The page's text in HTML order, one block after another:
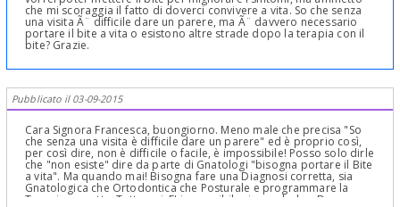
che mi scoraggia il fatto di doverci convivere a vita. So che senza
una visita Ã¨ difficile dare un parere, ma Ã¨ davvero necessario
portare il bite a vita o esistono altre strade dopo la terapia con il
bite? Grazie.
Pubblicato il 03-09-2015
Cara Signora Francesca, buongiorno. Meno male che precisa "So che senza una visita è difficile dare un parere" ed è proprio così, per così dire, non è difficile o facile, è impossibile! Posso solo dirle che "non esiste" dire da parte di Gnatologi "bisogna portare il Bite a vita". Ma quando mai! Bisogna fare una Diagnosi corretta, sia Gnatologica che Ortodontica che Posturale e programmare la Terapia corretta. Tutto qui. E' impossibile risponderle e Devo ripetere per l'ennesima volta questo concetto: la diagnosi Ortodontica è cosa seria e dipende da una infinità di problemi da valutare con accurato check up ortodontico e cefalometria che misura delle semirette che individuano dei piani e degli angoli in base a cui si fa una diagnosi e si prospetta una terapia ortodontica e che è compreso in più visite, rilievi di dati e soprattutto uno studio a "tavolino" dei problemi da correggere; è come una progettazione matematica di una espressione, di un problema che la cui soluzione è in una sequenza di espressioni , numeri e dati e, chiedere quello che chiede lei per l'ortodonzia, sarebbe come chiedere ad un matematico il risultato di un problema senza fargli fare tutti i "passaggi" che lo possano portare alla soluzione richiesta. Vede, siamo entrati in concetti complessi! Come posso risponderle, Professionalmente, quindi? Senza Diagnosi Lei passa già al Bite. Allora Le dico e la invito a meditare bene: parlando di Bite, ci sarebbe tanto da dire ma questo dovrebbe essere sufficiente per farle capire la complessità del problema e la necessità di visitarla Clinicamente per poter rispondere dopo aver fatto una Diagnosi clinica, semeiolgica e anamnestica, emessa una Prognosi e pianificata la terapia! Tutto questo dopo avere ovviamente azzerato la memoria cerebrale del suo attuale modo di chiudere erratamente la bocca con l'uso di un bite diagnostico-terapeutico costruito sempre con l'arco facciale di trasferimento che si accompagna ad un articolatore semiindividuale o meglio individuale che l'Odontotecnico deve sapere usare ed avere per le fasi di laboratorio! Riportata a zero la memoria, si registra la nuova giusta occlusione e disclusioni incisive, canine e in relazione centrica e si costruisce la giusta occlusione! Se poi le avesse anche una disgnazia, essa andrebbe valutata con ceck up ortodontico e cefalometria. La specialità che si occupa di questo è la Gnatologia che studia i rapporti tra i denti delle due arcate antagoniste e con quelli viciniori. Questo si chiama occlusione ed una errata occlusione può causare uno squilibrio delle articolazioni temporo mandibolari, ATM, che si manifestano con rumori. Occorre una visita clinica gnatologica per palpare le articolazioni, i muscoli Pterigoidei e masseteri per valutarne la dolorabilità alla palpazione e il loro stato di contrazione fino alla contrattura che è una contrazione dolorosa che indica patologia presente. Bisogna valutare le tre disclusioni incisiva o protrusiva, laterale sin e dx o canina e massimamente retrusa coi denti posteriori a contatto o Relazione Centrica con valutazione di Over Jet ed Over Bite e delle tre curve di compensazione, di Spee e di Wilson per il piano occlusale rispettivamente sagittale e frontale. La terza curva di Compensazione da valutare e quella di Monsen.Sarebbe eventualmente, ma lo deciderebbe solo il Dentista, opportuno anche uno studio con un arco facciale di trasferimento, essenziale per rilevare i rapporti spaziali delle sue arcate con la base cranica e per il montaggio dei suoi modelli di studio su un articolatore a valore medio per studiare la gnatologia della sua bocca e la sua clinica e le sue articolazioni con angoli di spostamenti come l'angolo o movimento di Bennet tra il piano sagittale ed il movimento del condilo in lateralità della mandibola che è la fotografia reale della sua patologia! Per esempio, maggiore è il movimento di Bennet e minore è l'altezza delle cuspidi e viceversa, quindi l'occlusione e il rapporto delle cuspidi tra antagonisti e tra di loro, incidono sul movimento di bennet e sulla misurazione dell'angolo che forma con le strutture citate ed in ultima analisi con le patologie del lato lavorante e di quello non lavorante della testa dei condili. Questo movimento di bennet può essere immediato o progressivo a seconda delle patologie presenti o non patologie presenti, ovviamente! Come vede la Visita Odontoiatrica è molto più profonda e seria di quanto si pensi.Gnatologia, occlusione e postura sono strettamente correlate Prima si valutano, diagnosticano e curano queste patologie Oltre la Gnatologia di pertinenza del Dentista Gnatologo ci sono sistemi sofisticati per lo studio della postura: La Chinesiologia, la Pedana Baropodometrica dinamica computerizzata (che studia il carico della pianta dei piedi statico e dinamico), il Posturometro per determinare se c'è una asimmetria tra le due metà del dorso. Tutto questo fanno gli studiosi della Postura tra cui gli Gnatologi, gli ortodontisti, gli Ortopedici, gli Ortopedici del Rachide. Una visita osteopatica e fisiatrica alla muscolatura del bacino in particolare del M.Psoas sarebbe molto utile,perché è uno dei primi muscoli a "saltare" in una patologia lombosacrale in cui sia coinvolta la postura,sia che essa sia discendente ,ossia a partenza da una malocclusione ,sia che essa sia ascendente,ossia a partenza dagli arti inferiori, appoggio della pianta dei piedi, anche o colonna lombo sacrale. Che dirle ancora. Sappia che in ogni caso tra le terapie occlusale c'è il Bite Plane, che deve essere ben realizzato da persona competente, sembra una "sciocchezza" ma non lo è anzitutto è buona regola posizionarlo sulla arcata superiore che è l'unica arcata FISSA perchè solidale con la base cranica, ma a volte va posizionato sulla arcata inferiore, dipende dalla diagnosi e da quello che vogliamo ottenere e poi devono essere studiati i piani inclinati in gradi rispetto al piano occlusale e deve essere valutato lo spessore con cui farlo, ossia di quanto deve impedire la chiusura della arcata inferiore è la mandibola che deve in continuazione cercare una chiusura che non può trovare col bite, così si riposa tutto il complesso sistema neuro muscolare e le articolazioni temporo mandibolari .Le ho parlato dei diversi tipi di bite, dell'ortotico di riposiziopnamento, dei bite su arcata superiore e di quelli su arcata inferiore, dei bite terapeutici sintomatici e diagnostici. Le ho spiegato che occorre che si rivolga ad un Dentista Gnatologo molto esperto! Le ho sottolineato che le patologie dell’apparato stomatognatico (la bocca nel suo intero)) sono complesse e richiedono Cultura, Intelligenza e Capacità Clinica, oltre che Terapeutica!Le ho lasciato un Poster esplicativo! Le ho parlato dell'Arco Facciale di trasferimento. Sinceramente non so che altre indicazioni darle, senza vederla Clinicamente. Mi ripeto ma "Repetita Iuvant" : Tenga presente che la GNATOLOGIA studia la "complessità dei problemi che stanno dietro la semplice parola "malocclusione",precontatti nelle varie disclusioni delle arcate con conseguenti traumi d’occlusione ed una "malocclusione" ossia ha denti in trauma d’occlusione,(tutte situazioni che possono, deviando la colonna vertebrale, alterare la Postura!!!): aggiungo solo che i fattori che determinano la Postura di una persona sia statica che dinamica e quindi anche nella corsa sono diversi: l'apparato Cocleare dell'Orecchio,(che determina la capacità di stare in equilibrio,ovviamente in relazione coi rispettivi centri cerebrali.Il sintomo è la vertigine e il senso di caduta.L’ACUFENE), gli occhi e il loro movimento e i rispettivi centri cerebrali, l'apparato stomatognatico in senso lato (Occlusione,ossia il modo di chiusura della bocca e dei rapporti statici e dinamici dei denti fra di loro e tra quelli dell'arcata opposta. le Articolazione Temporo Mandibolari e tutto il sistema neuro muscolare che "comanda" queste strutture).Oltre la Gnatologia di pertinenza del Dentista Gnatologo ma anche dell'Ortodonzista che deve fare il ceck up ortodontico e l'analisi cefalometrica per fare diagnosi corretta, ci sono sistemi sofisticati per lo studio della postura: La Chinesiologia, la Pedana Baropodometrica dinamica computerizzata (che studia il carico della pianta dei piedi statico e dinamico), il Posturometro per determinare se c'è una asimmetria tra le due metà del dorso. Tutto questo fanno gli studiosi della Postura tra cui gli Gnatologi, gli ortodontisti, gli Ortopedici, gli Ortopedici del Rachide .Una visita osteopatica e fisiatrica alla muscolatura del bacino in particolare del M.Psoas sarebbe molto utile..perché è uno dei primi muscoli a "saltare" in una patologia lombosacrale in cui sia coinvolta la postura…sia che essa sia discendente ,ossia a partenza da una malocclusione,sia che essa sia ascendente…ossia a partenza dagli arti inferiori, appoggio della pianta dei piedi, anche o colonna lombo sacrale. ha Bisogno di UN ECCELLENTE GNATOLOGO e di un altrettanto ECCELLENTE Posturologo che sia anche osteopata e fisiatra e collabori con lo Gnatologo ( Questo le dico perchè è mia prassi fare così in Gnatologia!!!) Le ho spiegato perchè,non entro nel merito delle terapie delle singole tre specialità,perchè senza averla visitata non è possibile,infine,ci sono terapie, di riabilitazione neuro muscolo-occlusale. Il trattamento delle disfunzioni masticatorie sia come concetto statico che soprattutto dinamico necessita un approccio diagnostico differente nelle varie patologie che ne possono essere causa! Il discorso è molto "sottile"che sfuma nella filosofia delle disfunzioni neuro muscolari , occlusali e della Articolazione Temporo Mandibolare e non lo si può spiegare in due parole, tra l’altro consigliandola su cosa sia meglio, senza averla visitata clinicamente, studiandone il caso, di persona. Le lascio un Poster su Bite, Arco Faccile, Esame stabilometrico computerizzato come parte piccolissima di una visita Clinica e strumentale Gnatologica. Cari saluti e si